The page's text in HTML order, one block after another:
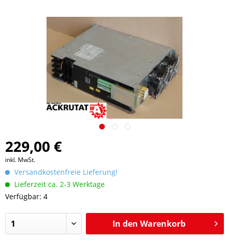
229,00 €
inkl. MwSt.
Versandkostenfreie Lieferung!
Lieferzeit ca. 2-3 Werktage
Verfügbar: 4
In den Warenkorb